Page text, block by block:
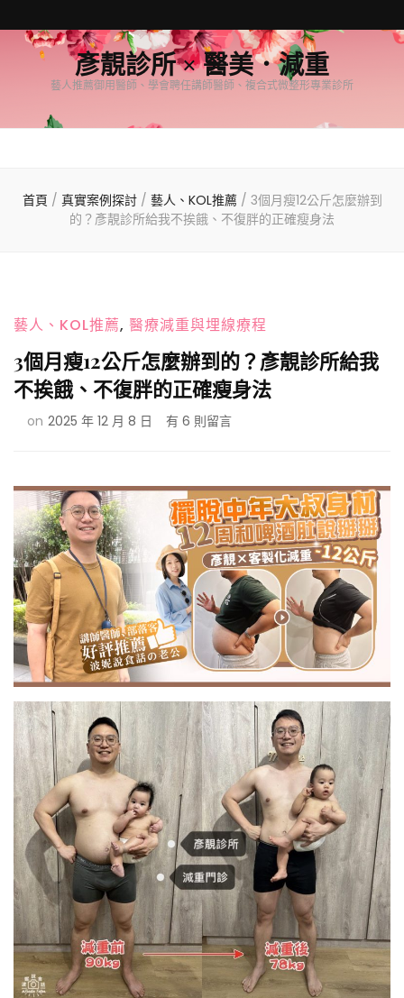
彥靚診所 × 醫美．減重
藝人推薦御用醫師、學會聘任講師醫師、複合式微整形專業診所
首頁 / 真實案例探討 / 藝人、KOL推薦 / 3個月瘦12公斤怎麼辦到
的？彥靚診所給我不挨餓、不復胖的正確瘦身法
藝人、KOL推薦, 醫療減重與埋線療程
3個月瘦12公斤怎麼辦到的？彥靚診所給我
不挨餓、不復胖的正確瘦身法
on 2025 年 12 月 8 日
在
瘦
12
公
斤
怎
麼
辦
到
的？
彥
靚
診
所
給
我
不
挨
餓、
不
復
胖
的
正
確
瘦
身
法〉
有 6 則留言